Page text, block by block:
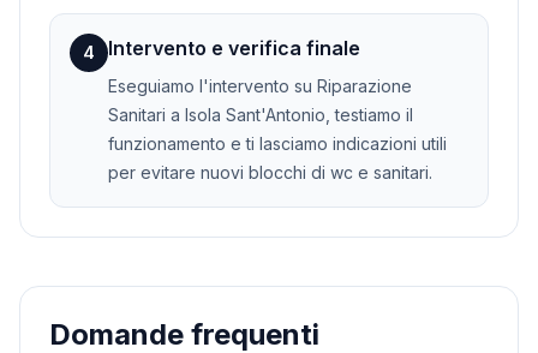
4 Intervento e verifica finale
Eseguiamo l'intervento su Riparazione
Sanitari a Isola Sant'Antonio, testiamo il
funzionamento e ti lasciamo indicazioni utili
per evitare nuovi blocchi di wc e sanitari.
Domande frequenti